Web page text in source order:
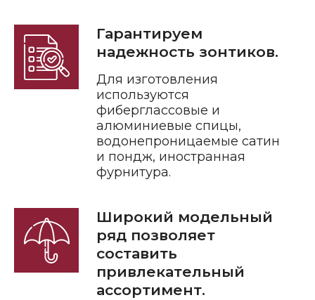
Гарантируем
надежность зонтиков.
Для изготовления
используются
фиберглассовые и
алюминиевые спицы,
водонепроницаемые сатин
и пондж, иностранная
фурнитура.
Широкий модельный
ряд позволяет
составить
привлекательный
ассортимент.